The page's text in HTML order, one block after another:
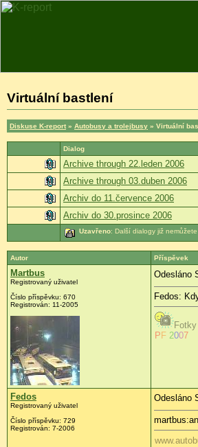
Virtuální bastlení
Diskuse K-report » Autobusy a trolejbusy » Virtuální
Dialog
Archive through 22.leden 2006
Archive through 03.duben 2006
Archiv do 11.července 2006
Archiv do 30.prosince 2006
Uzavřeno: Další dialogy již nemůžete
Autor Příspěvek
Martbus
Registrovaný uživatel
Číslo příspěvku: 670
Registrován: 11-2005
Odesláno
Fedos:
P F 2007
Fedos
Registrovaný uživatel
Číslo příspěvku: 729
Registrován: 7-2006
Odesláno